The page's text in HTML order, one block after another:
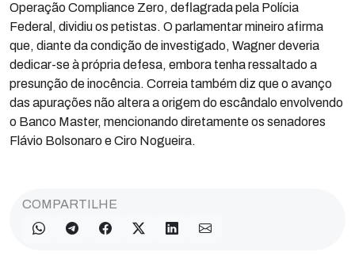
Operação Compliance Zero, deflagrada pela Polícia
Federal, dividiu os petistas. O parlamentar mineiro afirma
que, diante da condição de investigado, Wagner deveria
dedicar-se à própria defesa, embora tenha ressaltado a
presunção de inocência. Correia também diz que o avanço
das apurações não altera a origem do escândalo envolvendo
o Banco Master, mencionando diretamente os senadores
Flávio Bolsonaro e Ciro Nogueira.
COMPARTILHE